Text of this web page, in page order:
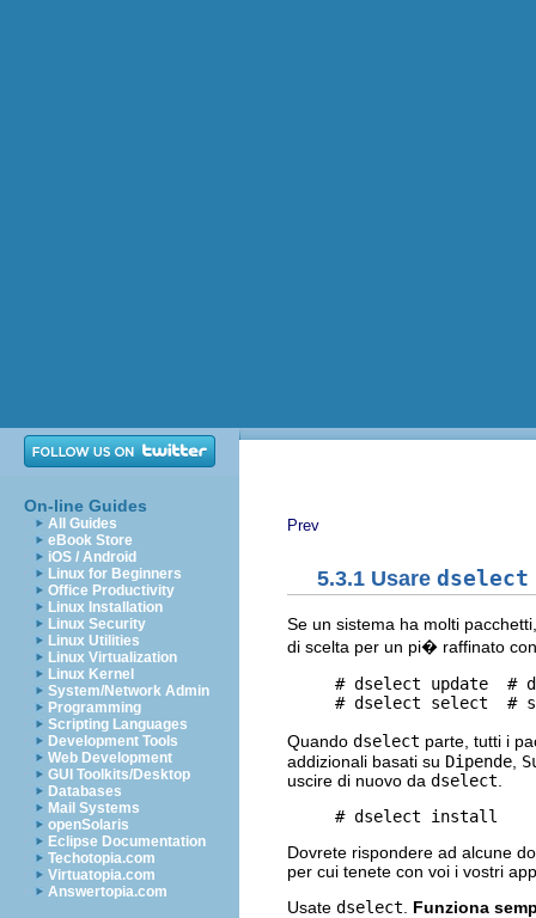
On-line Guides
All Guides
eBook Store
iOS / Android
Linux for Beginners
Office Productivity
Linux Installation
Linux Security
Linux Utilities
Linux Virtualization
Linux Kernel
System/Network Admin
Programming
Scripting Languages
Development Tools
Web Development
GUI Toolkits/Desktop
Databases
Mail Systems
openSolaris
Eclipse Documentation
Techotopia.com
Virtuatopia.com
Answertopia.com
Prev
5.3.1 Usare dselect
Se un sistema ha molti
di scelta per un pi� raffinato
# dselect update  #
Quando dselect parte, tutti i
addizionali basati su Dipende
uscire di nuovo da dselect
Dovrete rispondere ad alcune
per cui tenete con voi i vostri
Usate dselect Funziona